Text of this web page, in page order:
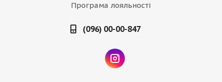
Програма лояльності
(096) 00-00-847